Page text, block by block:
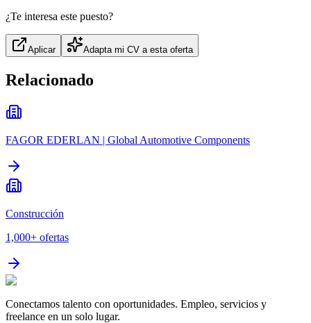
¿Te interesa este puesto?
Aplicar Adapta mi CV a esta oferta
Relacionado
FAGOR EDERLAN | Global Automotive Components
Construcción
1,000+ ofertas
Conectamos talento con oportunidades. Empleo, servicios y
freelance en un solo lugar.